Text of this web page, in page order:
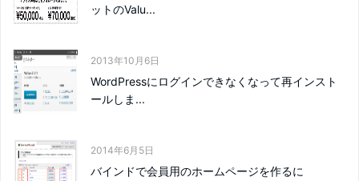
ットのValu...
2013年10月6日
WordPressにログインできなくなって再インスト
ールしま...
2014年6月5日
バインドで会員用のホームページを作るに